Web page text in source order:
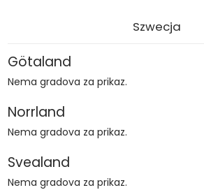
Szwecja
Götaland
Nema gradova za prikaz.
Norrland
Nema gradova za prikaz.
Svealand
Nema gradova za prikaz.